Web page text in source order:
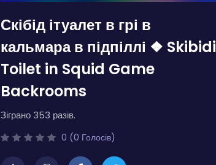
Скібід ітуалет в грі в
кальмара в підпіллі ❖ Skibidi
Toilet in Squid Game
Backrooms
Зіграно 353 разів.
0 (0 Голосів)